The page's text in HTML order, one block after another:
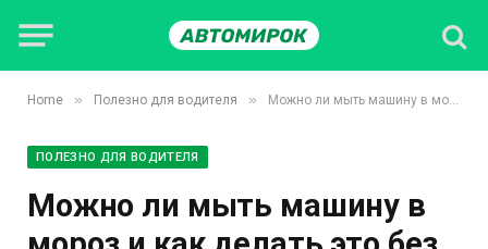
Home » Полезно для водителя » Можно ли мыть машину в мороз и как делать это без последствий
ПОЛЕЗНО ДЛЯ ВОДИТЕЛЯ
Можно ли мыть машину в